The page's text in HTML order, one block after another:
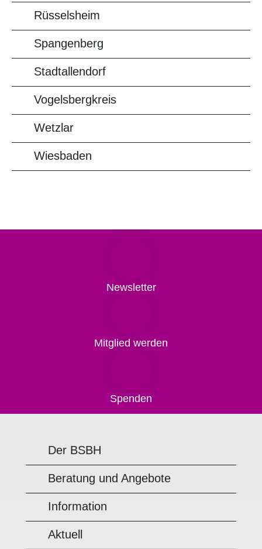
Rüsselsheim
Spangenberg
Stadtallendorf
Vogelsbergkreis
Wetzlar
Wiesbaden
Newsletter
Mitglied werden
Spenden
Der BSBH
Beratung und Angebote
Information
Aktuell